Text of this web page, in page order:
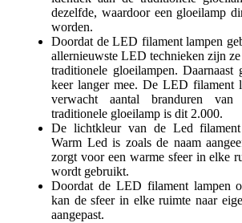
dezelfde, waardoor een gloeilamp
worden.
Doordat de LED filament lampen
allernieuwste LED technieken zijn
traditionele gloeilampen.
keer langer mee. De LED filament
verwacht aantal branduren
traditionele gloeilamp is dit 2.000.
De lichtkleur van de Led
Warm Led is zoals de naam
zorgt voor een warme sfeer in elke
wordt gebruikt.
Doordat de LED filament lampen
kan de sfeer in elke ruimte naar
aangepast.